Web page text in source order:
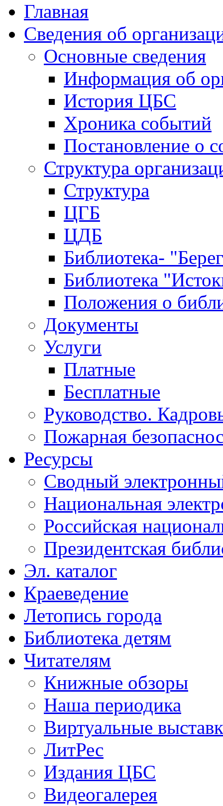
Главная
Сведения об
Основные сведения
Информация об
История ЦБС
Хроника событий
Постановление о
Структура
Структура
ЦГБ
ЦДБ
Библиотека-
Библиотека
Положения о
Документы
Услуги
Платные
Бесплатные
Руководство.
Пожарная
Ресурсы
Сводный
Национальная
Российская
Президентская
Эл. каталог
Краеведение
Летопись города
Библиотека детям
Читателям
Книжные обзоры
Наша периодика
Виртуальные
ЛитРес
Издания ЦБС
Видеогалерея